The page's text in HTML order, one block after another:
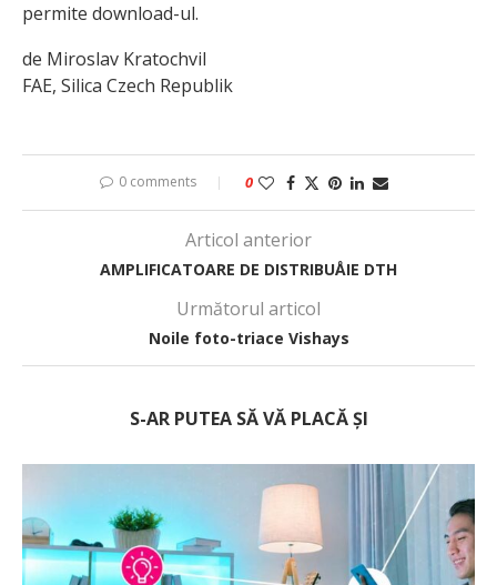
permite download-ul.
de Miroslav Kratochvil
FAE, Silica Czech Republik
0 comments 0
Articol anterior
AMPLIFICATOARE DE DISTRIBUÅIE DTH
Următorul articol
Noile foto-triace Vishays
S-AR PUTEA SĂ VĂ PLACĂ ȘI